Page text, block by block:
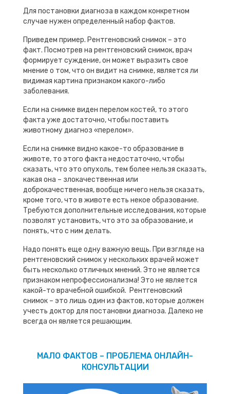
Для постановки диагноза в каждом конкретном
случае нужен определенный набор фактов.
Приведем пример. Рентгеновский снимок – это
факт. Посмотрев на рентгеновский снимок, врач
формирует суждение, он может выразить свое
мнение о том, что он видит на снимке, является ли
видимая картина признаком какого-либо
заболевания.
Если на снимке виден перелом костей, то этого
факта уже достаточно, чтобы поставить
животному диагноз «перелом».
Если на снимке видно какое-то образование в
животе, то этого факта недостаточно, чтобы
сказать, что это опухоль, тем более нельзя сказать,
какая она – злокачественная или
доброкачественная, вообще ничего нельзя сказать,
кроме того, что в животе есть некое образование.
Требуются дополнительные исследования, которые
позволят установить, что это за образование, и
понять, что с ним делать.
Надо понять еще одну важную вещь. При взгляде на
рентгеновский снимок у нескольких врачей может
быть несколько отличных мнений. Это не является
признаком непрофессионализма! Это не является
какой-то врачебной ошибкой. Рентгеновский
снимок – это лишь один из фактов, которые должен
учесть доктор для постановки диагноза. Далеко не
всегда он является решающим.
МАЛО ФАКТОВ – ПРОБЛЕМА ОНЛАЙН-
КОНСУЛЬТАЦИИ